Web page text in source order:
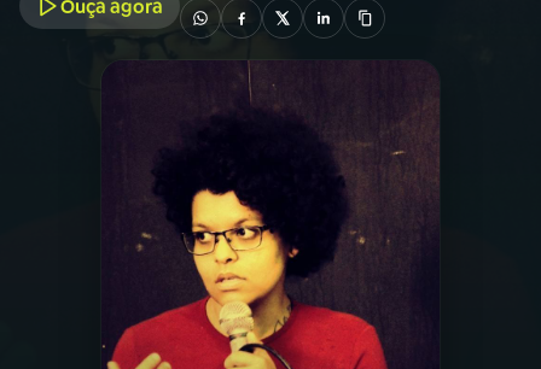
02A RÁDIO
PROGRAMAS
PODCASTS
VIDEOCASTS
Ouça agora